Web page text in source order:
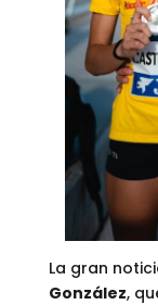
La gran
González,